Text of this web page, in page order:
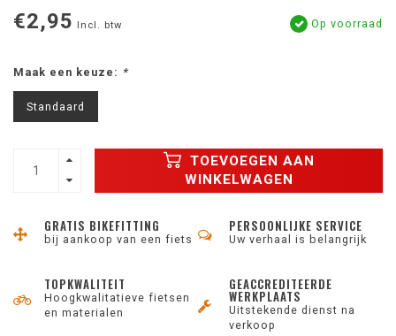
€2,95 Incl. btw Op voorraad
Maak een keuze: *
Standaard
TOEVOEGEN AAN
WINKELWAGEN
GRATIS BIKEFITTING
bij aankoop van een fiets
PERSOONLIJKE SERVICE
Uw verhaal is belangrijk
TOPKWALITEIT
Hoogkwalitatieve fietsen
en materialen
GEACCREDITEERDE
WERKPLAATS
Uitstekende dienst na
verkoop